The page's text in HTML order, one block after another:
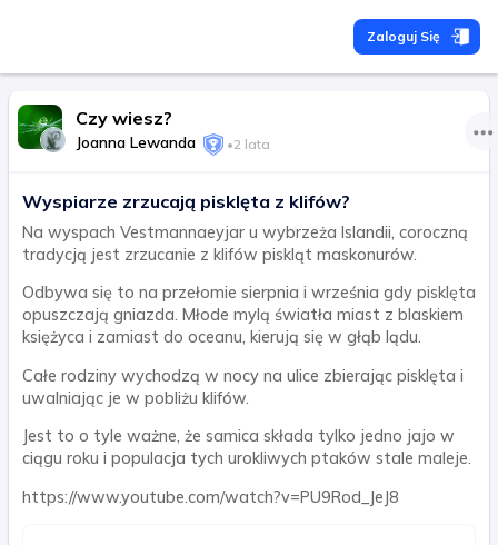
Zaloguj Się
Czy wiesz?
Joanna Lewanda •2 lata
Wyspiarze zrzucają pisklęta z klifów?
Na wyspach Vestmannaeyjar u wybrzeża Islandii, coroczną
tradycją jest zrzucanie z klifów piskląt maskonurów.
Odbywa się to na przełomie sierpnia i września gdy pisklęta
opuszczają gniazda. Młode mylą światła miast z blaskiem
księżyca i zamiast do oceanu, kierują się w głąb lądu.
Całe rodziny wychodzą w nocy na ulice zbierając pisklęta i
uwalniając je w pobliżu klifów.
Jest to o tyle ważne, że samica składa tylko jedno jajo w
ciągu roku i populacja tych urokliwych ptaków stale maleje.
https://www.youtube.com/watch?v=PU9Rod_JeJ8